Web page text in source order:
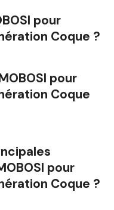
pour
Coque ?
pour
Coque
pour
Coque ?